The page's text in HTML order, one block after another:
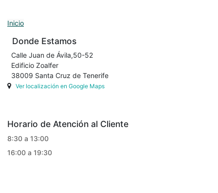
Inicio
Donde Estamos
Calle Juan de Ávila,50-52
Edificio Zoalfer
38009 Santa Cruz de Tenerife
Ver localización en Google Maps
Horario de Atención al Cliente
8:30 a 13:00
16:00 a 19:30